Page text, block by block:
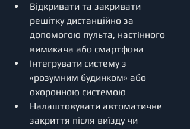
Відкривати та закривати
решітку дистанційно за
допомогою пульта, настінного
вимикача або смартфона
Інтегрувати систему з
«розумним будинком» або
охоронною системою
Налаштовувати автоматичне
закриття після виїзду чи